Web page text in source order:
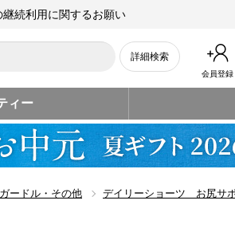
継続利用に関するお願い
詳細検索
会員登録
ィー
ードル・その他 デイリーショーツ お尻サ